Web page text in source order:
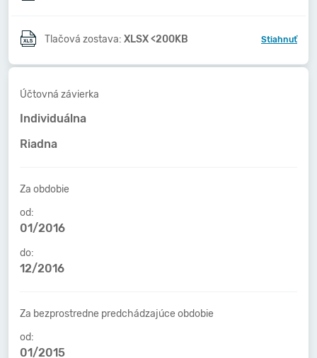
Tlačová zostava: XLSX <200KB Stiahnuť
Účtovná závierka
Individuálna
Riadna
Za obdobie
od:
01/2016
do:
12/2016
Za bezprostredne predchádzajúce obdobie
od:
01/2015